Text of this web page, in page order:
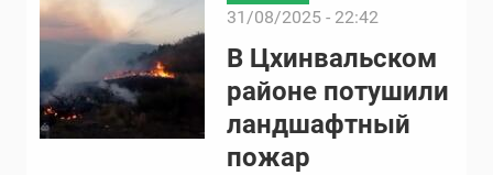
31/08/2025 - 22:42
В Цхинвальском
районе потушили
ландшафтный
пожар